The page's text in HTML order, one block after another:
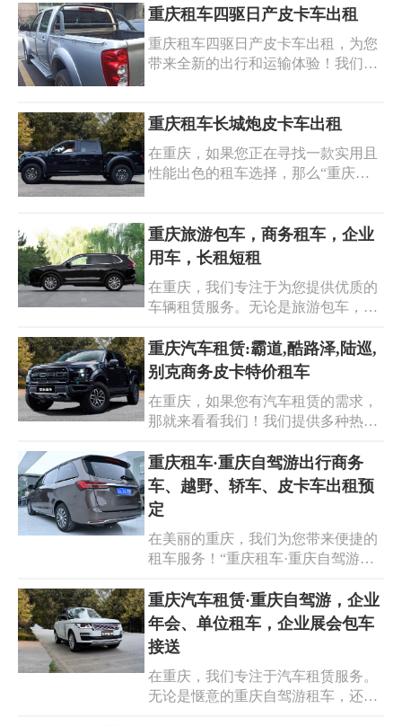
卡租赁服务。我们是皮卡租赁的行
选择。无论是工作运输，还是户外探
险，皮卡都是您的得力伙伴。重庆租
辆状况良好。重庆汽车租赁，我们专
注皮卡，为您的需求定制专属方案。
期待与您的合作，让皮卡伴您畅行重
重庆租车四驱日产皮卡车出租
重庆租车四驱日产皮卡车出租，为您
带来全新的出行和运输体验！我们提
物运输，还是户外探险、山区作业，
四驱皮卡选择多样。我们的重庆日产
皮卡车品质可靠，保养良好。重庆皮
卡车为您的工作和生活增添便利与乐
趣。快来体验吧！
重庆租车长城炮皮卡车出租
在重庆，如果您正在寻找一款实用且
性能出色的租车选择，那么“重庆租
宽敞，能适应多种路况和运输需求。
无论是城市出行，还是户外探险，它
长城炮服务便捷高效，车辆保养良
好。选择重庆皮卡车出租，您将享受
论您是工作需要还是休闲自驾，都能
满足您的需求。快来租用，开启您的
重庆旅游包车，商务租车，企业
用车，长租短租
在重庆，我们专注于为您提供优质的
车辆租赁服务。无论是旅游包车，带
车，为您的商务出行增添便利；亦或
是满足企业用车的多样化需求，我们
丰富的司机带您领略山城魅力。重庆
商务租车，彰显专业与高效。重庆企
案。我们提供长租短租灵活选择，车
辆性能良好，服务贴心周到。选择我
们，让出行变得轻松愉快！
重庆汽车租赁:霸道,酷路泽,陆巡,
别克商务皮卡特价租车
在重庆，如果您有汽车租赁的需求，
那就来看看我们！我们提供多种热门
别克商务皮卡等。这些车辆性能卓
越，品质可靠，无论是商务出行还是
休闲旅游，都能满足您的不同需求。
而且现在特价租车，价格实惠，让您
用更低的成本享受高端的出行体验。
选择重庆汽车租赁，您将获得专业贴
力于为您打造优质、舒适、安心的租
车之旅。快来预订，开启您的精彩行
程！
重庆租车·重庆自驾游出行商务
车、越野、轿车、皮卡车出租预
定
在美丽的重庆，我们为您带来便捷的
租车服务！“重庆租车·重庆自驾游出
预定”，满足您的多样需求。无论是
商务出行，还是自驾探索山城的美
景，我们应有尽有。优质的商务车，
为您的商务之旅增添专业与舒适；强
劲的越野车，带您征服崎岖山路；时
尚的轿车，让您畅享城市风光；实用
重庆汽车租赁·重庆自驾游，企业
年会、单位租车，企业展会包车
接送
在重庆，我们专注于汽车租赁服务。
无论是惬意的重庆自驾游租车，还是